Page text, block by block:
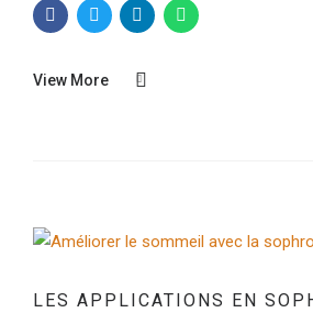
View More
LES APPLICATIONS EN